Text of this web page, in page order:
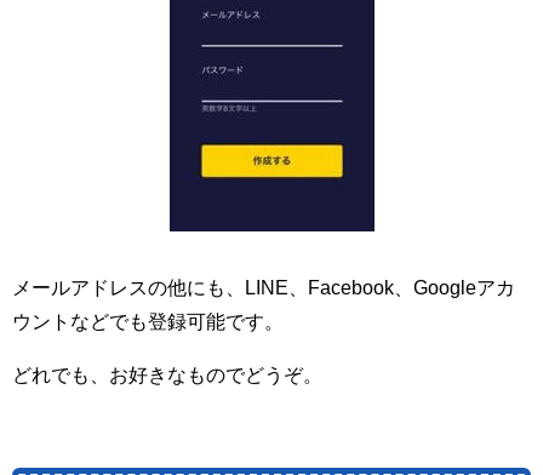
メールアドレスの他にも、LINE、Facebook、Googleアカ
ウントなどでも登録可能です。
どれでも、お好きなものでどうぞ。